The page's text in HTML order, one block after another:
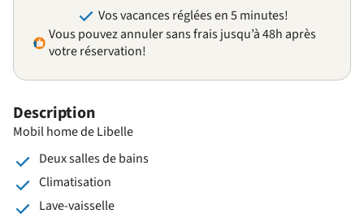
Description
Mobil home de Libelle
Deux salles de bains
Climatisation
Lave-vaisselle
Vos vacances réglées en 5 minutes!
Vous pouvez annuler sans frais jusqu’à 48h après
votre réservation!